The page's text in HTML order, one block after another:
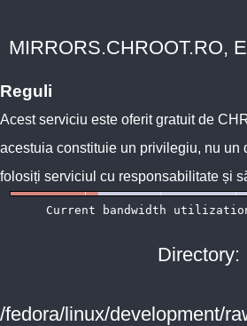
MIRRORS.CHROOT.RO,
Reguli
Acest serviciu este oferit gratuit de
acestuia constituie un privilegiu, nu un
folosiți serviciul cu responsabilitate și
Directory:
/fedora/linux/development/